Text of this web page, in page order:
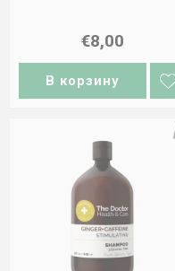
€8,00
В корзину